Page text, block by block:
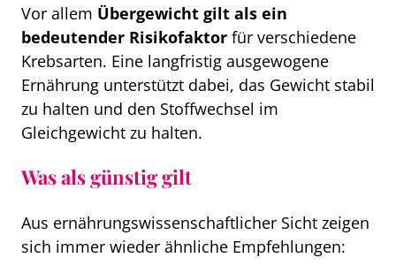
Vor allem Übergewicht gilt als ein
bedeutender Risikofaktor für verschiedene
Krebsarten. Eine langfristig ausgewogene
Ernährung unterstützt dabei, das Gewicht stabil
zu halten und den Stoffwechsel im
Gleichgewicht zu halten.
Was als günstig gilt
Aus ernährungswissenschaftlicher Sicht zeigen
sich immer wieder ähnliche Empfehlungen: